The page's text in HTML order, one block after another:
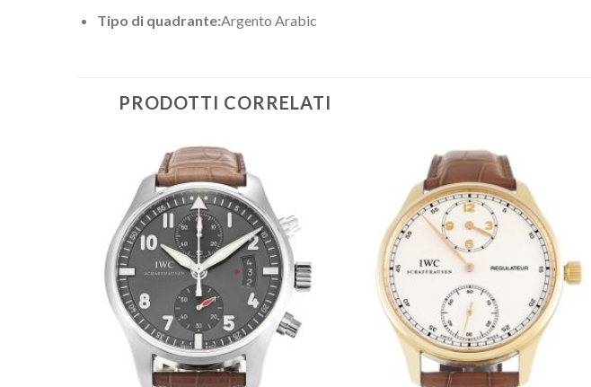
Tipo di quadrante:Argento Arabic
PRODOTTI CORRELATI